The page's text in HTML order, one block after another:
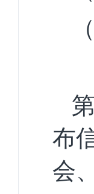
布
会